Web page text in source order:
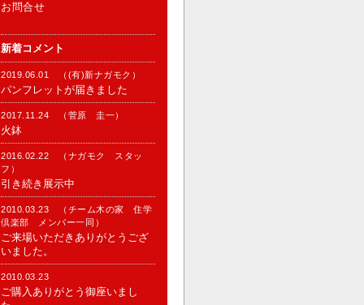
お問合せ
新着コメント
2019.06.01 （(有)新ナガモク）
パンフレットが届きました
2017.11.24 （菅原 圭一）
火鉢
2016.02.22 （ナガモク スタッ
フ）
引き続き展示中
2010.03.23 （チーム木の家 住学
倶楽部 メンバー一同）
ご来場いただきありがとうござ
いました。
2010.03.23
ご購入ありがとう御座いまし